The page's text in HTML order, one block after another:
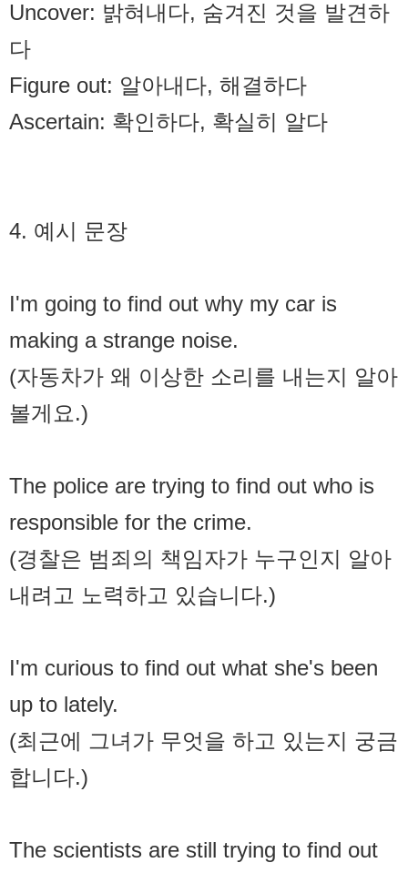
Uncover: 밝혀내다, 숨겨진 것을 발견하
다
Figure out: 알아내다, 해결하다
Ascertain: 확인하다, 확실히 알다
4. 예시 문장
I'm going to find out why my car is
making a strange noise.
(자동차가 왜 이상한 소리를 내는지 알아
볼게요.)
The police are trying to find out who is
responsible for the crime.
(경찰은 범죄의 책임자가 누구인지 알아
내려고 노력하고 있습니다.)
I'm curious to find out what she's been
up to lately.
(최근에 그녀가 무엇을 하고 있는지 궁금
합니다.)
The scientists are still trying to find out